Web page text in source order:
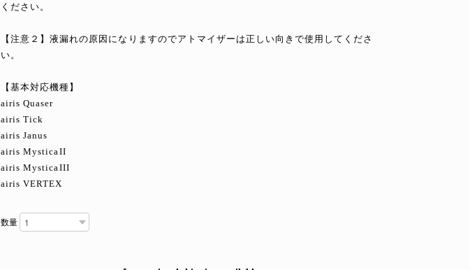
ください。
【注意２】液漏れの原因になりますのでアトマイザーは正しい向きで使用してくださ
い。
【基本対応機種】
airis Quaser
airis Tick
airis Janus
airis MysticaII
airis MysticaIII
airis VERTEX
数量